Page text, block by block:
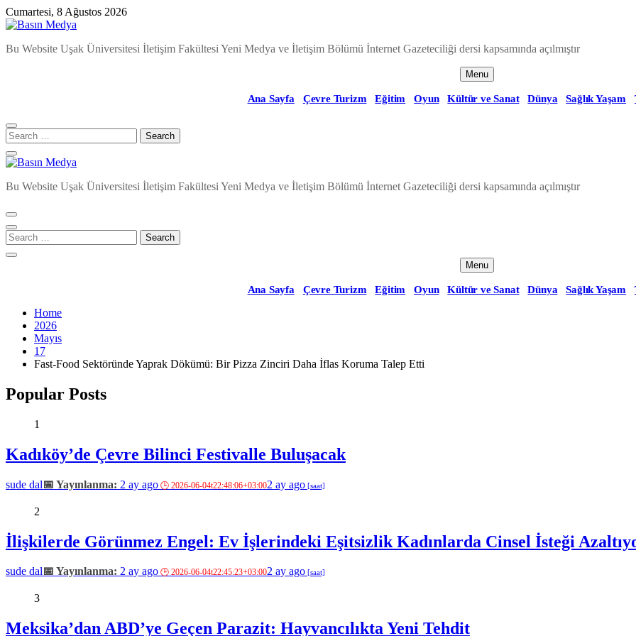
Skip
to
Cumartesi, 8 Ağustos 2026
Basın Medya
Bu Website Uşak Üniversitesi İletişim Fakültesi Yeni Medya ve İletişim Bölümü İnternet Gazeteciliği dersi kapsamında açılmıştır
Menu
Ana Sayfa Çevre Turizm Eğitim Oyun Kültür ve Sanat Dünya Sağlık Yaşam
Basın Medya
Bu Website Uşak Üniversitesi İletişim Fakültesi Yeni Medya ve İletişim Bölümü İnternet Gazeteciliği dersi kapsamında açılmıştır
Menu
Ana Sayfa Çevre Turizm Eğitim Oyun Kültür ve Sanat Dünya Sağlık Yaşam
Home
2026
Mayıs
17
Fast-Food Sektöründe Yaprak Dökümü: Bir Pizza Zinciri Daha İflas Koruma Talep Etti
Popular Posts
1
Kadıköy’de Çevre Bilinci Festivalle Buluşacak
sude dal 2 ay ago 2 ay ago
2
İlişkilerde Görünmez Engel: Ev İşlerindeki Eşitsizlik Kadınlarda Cinsel İsteği
sude dal 2 ay ago 2 ay ago
3
Meksika’dan ABD’ye Geçen Parazit: Hayvancılıkta Yeni Tehdit